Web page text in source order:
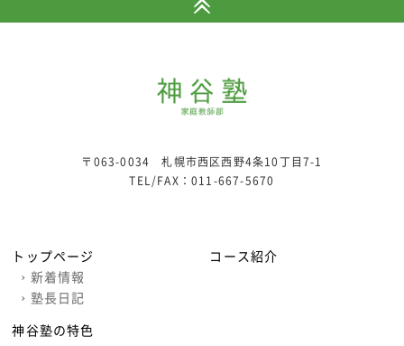
〒063-0034 札幌市西区西野4条10丁目7-1
TEL/FAX：011-667-5670
トップページ
› 新着情報
› 塾長日記
神谷塾の特色
コース紹介